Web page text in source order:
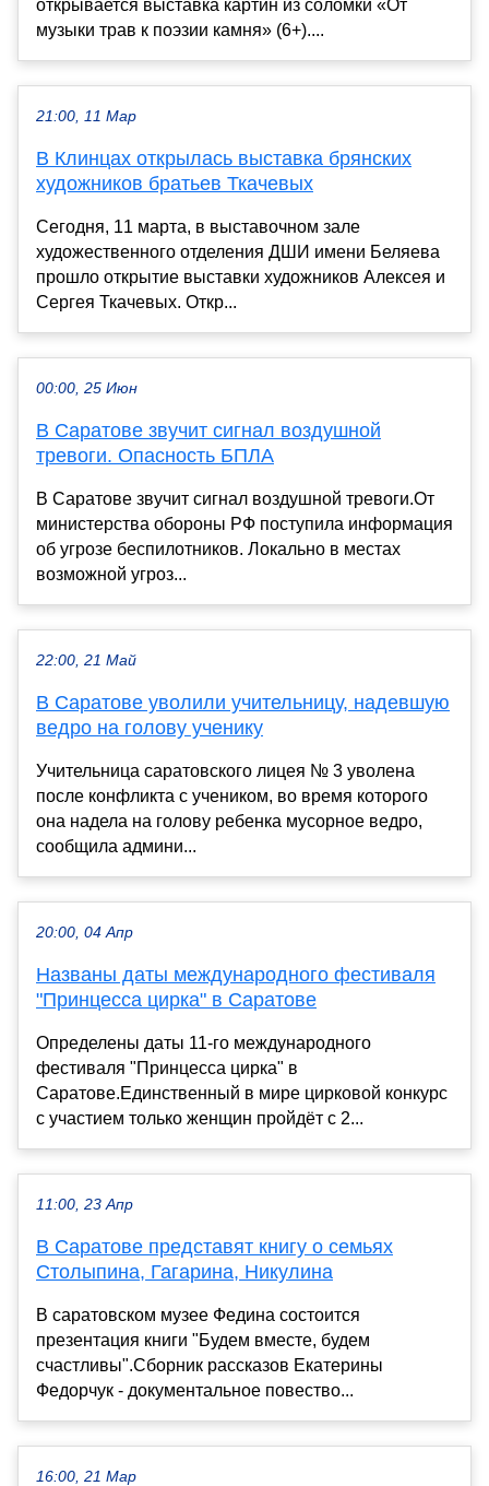
открывается выставка картин из соломки «От
музыки трав к поэзии камня» (6+)....
21:00, 11 Мар
В Клинцах открылась выставка брянских
художников братьев Ткачевых
Сегодня, 11 марта, в выставочном зале
художественного отделения ДШИ имени Беляева
прошло открытие выставки художников Алексея и
Сергея Ткачевых. Откр...
00:00, 25 Июн
В Саратове звучит сигнал воздушной
тревоги. Опасность БПЛА
В Саратове звучит сигнал воздушной тревоги.От
министерства обороны РФ поступила информация
об угрозе беспилотников. Локально в местах
возможной угроз...
22:00, 21 Май
В Саратове уволили учительницу, надевшую
ведро на голову ученику
Учительница саратовского лицея № 3 уволена
после конфликта с учеником, во время которого
она надела на голову ребенка мусорное ведро,
сообщила админи...
20:00, 04 Апр
Названы даты международного фестиваля
"Принцесса цирка" в Саратове
Определены даты 11-го международного
фестиваля "Принцесса цирка" в
Саратове.Единственный в мире цирковой конкурс
с участием только женщин пройдёт с 2...
11:00, 23 Апр
В Саратове представят книгу о семьях
Столыпина, Гагарина, Никулина
В саратовском музее Федина состоится
презентация книги "Будем вместе, будем
счастливы".Сборник рассказов Екатерины
Федорчук - документальное повество...
16:00, 21 Мар